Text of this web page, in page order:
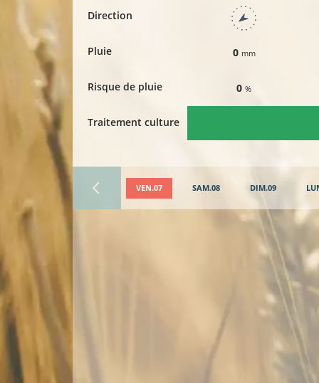
Direction
Pluie
Risque de pluie
Traitement culture
0 mm
0%
VEN.07 SAM.08 DIM.09